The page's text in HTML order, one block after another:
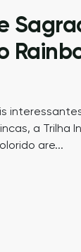
a Trilha
are...